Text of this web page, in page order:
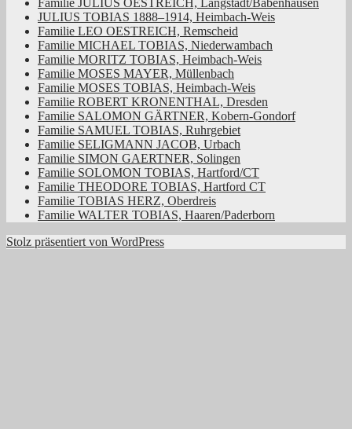
Familie JULIUS OESTREICH, Langstadt/Babenhausen
JULIUS TOBIAS 1888–1914, Heimbach-Weis
Familie LEO OESTREICH, Remscheid
Familie MICHAEL TOBIAS, Niederwambach
Familie MORITZ TOBIAS, Heimbach-Weis
Familie MOSES MAYER, Müllenbach
Familie MOSES TOBIAS, Heimbach-Weis
Familie ROBERT KRONENTHAL, Dresden
Familie SALOMON GÄRTNER, Kobern-Gondorf
Familie SAMUEL TOBIAS, Ruhrgebiet
Familie SELIGMANN JACOB, Urbach
Familie SIMON GAERTNER, Solingen
Familie SOLOMON TOBIAS, Hartford/CT
Familie THEODORE TOBIAS, Hartford CT
Familie TOBIAS HERZ, Oberdreis
Familie WALTER TOBIAS, Haaren/Paderborn
Stolz präsentiert von WordPress